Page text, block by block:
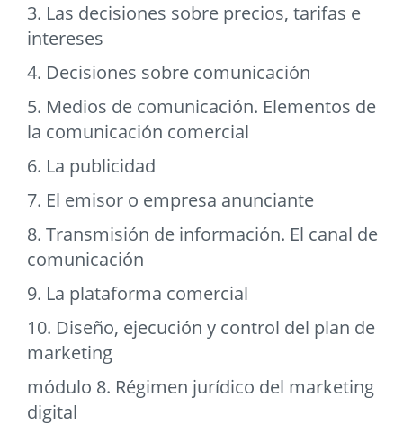
3. Las decisiones sobre precios, tarifas e
intereses
4. Decisiones sobre comunicación
5. Medios de comunicación. Elementos de
la comunicación comercial
6. La publicidad
7. El emisor o empresa anunciante
8. Transmisión de información. El canal de
comunicación
9. La plataforma comercial
10. Diseño, ejecución y control del plan de
marketing
módulo 8. Régimen jurídico del marketing
digital